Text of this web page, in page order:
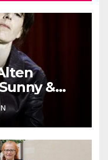
&